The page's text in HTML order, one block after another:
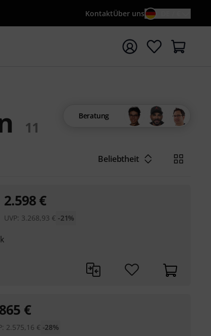
KontaktÜber uns
Suchwort {searchTerm} starten
11
Beratung
Beliebtheit
2.598€
UVP: 3.268,93 € -21%
€
2.575,16 € -28%